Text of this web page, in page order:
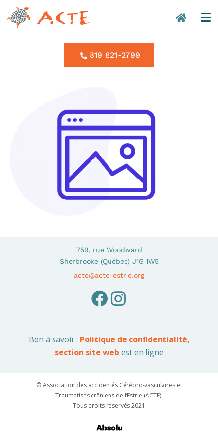
819 821-2799
759, rue Woodward
Sherbrooke (Québec) J1G 1W5
acte@acte-estrie.org
Bon à savoir : Politique de confidentialité,
section site web est en ligne
© Association des accidentés Cérébro-vasculaires et
Traumatisés crâniens de l’Estrie (ACTE).
Tous droits réservés 2021